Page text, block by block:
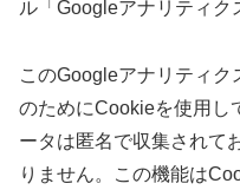
ル「Googleアナリティク
このGoogleアナリティ
のためにCookieを使用し
ータは匿名で収集されて
りません。この機能は